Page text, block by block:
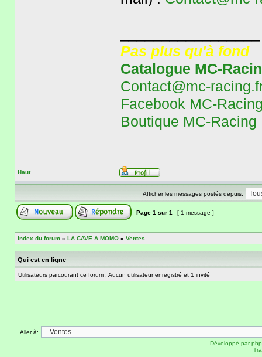
Pas plus qu'à fond
Catalogue MC-
Contact@mc-
Facebook MC-
Boutique MC-Racing
Haut
Afficher les messages postés depuis:
Page 1 sur 1 [ 1 message ]
Index du forum » LA CAVE A MOMO » Ventes
Qui est en ligne
Utilisateurs parcourant ce forum : Aucun utilisateur enregistré et 1 invité
Aller à:
Développé par